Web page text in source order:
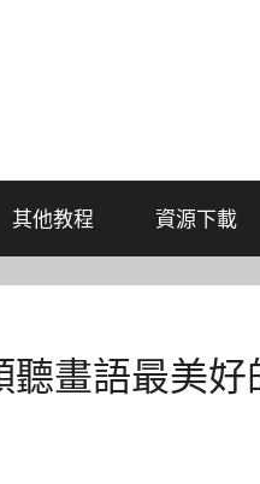
其他教程 資源下載
畫語最美好